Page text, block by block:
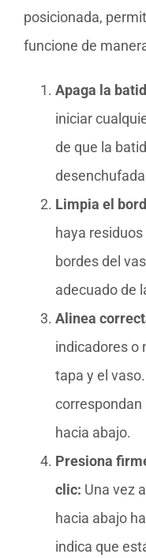
posicionada,
funcione de
Apaga la
iniciar
de que la
Limpia el
haya
bordes del
adecuado de
Alinea
indicadores o
tapa y el
correspondan
hacia abajo.
Presiona
clic: Una vez
hacia abajo
indica que